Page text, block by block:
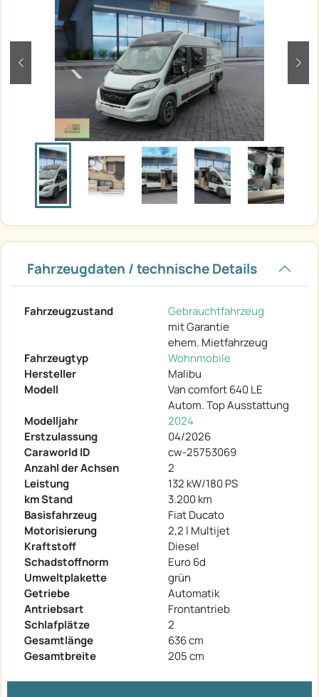
zurück
Fahrzeugdaten / technische Details
Fahrzeugzustand
Gebrauchtfahrzeug
mit Garantie
ehem. Mietfahrzeug
Fahrzeugtyp
Wohnmobile
Hersteller
Malibu
Modell
Van comfort 640 LE
Autom. Top Ausstattung
Modelljahr
2024
Erstzulassung
04/2026
Caraworld ID
cw-25753069
Anzahl der Achsen
2
Leistung
132 kW/180 PS
km Stand
3.200 km
Basisfahrzeug
Fiat Ducato
Motorisierung
2,2 l Multijet
Kraftstoff
Diesel
Schadstoffnorm
Euro 6d
Umweltplakette
grün
Getriebe
Automatik
Antriebsart
Frontantrieb
Schlafplätze
2
Gesamtlänge
636 cm
Gesamtbreite
205 cm